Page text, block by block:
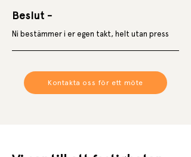
Beslut -
Ni bestämmer i er egen takt, helt utan press
Kontakta oss för ett möte